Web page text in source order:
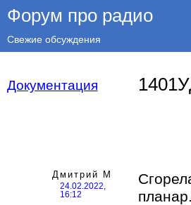
Форум про радио
Свежие обсуждения
Документация
Дмитрий М
24.02.2022,
16:12